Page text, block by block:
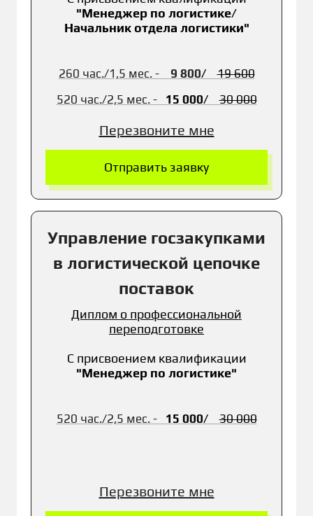
"Менеджер по логистике/
Начальник отдела логистики"
260 час./1,5 мес. - 9 800/19 600
520 час./2,5 мес. - 15 000/30 000
Перезвоните мне
Отправить заявку
Управление госзакупками
в логистической цепочке
поставок
Диплом о профессиональной
переподготовке
С присвоением квалификации
"Менеджер по логистике"
520 час./2,5 мес. - 15 000/30 000
Перезвоните мне